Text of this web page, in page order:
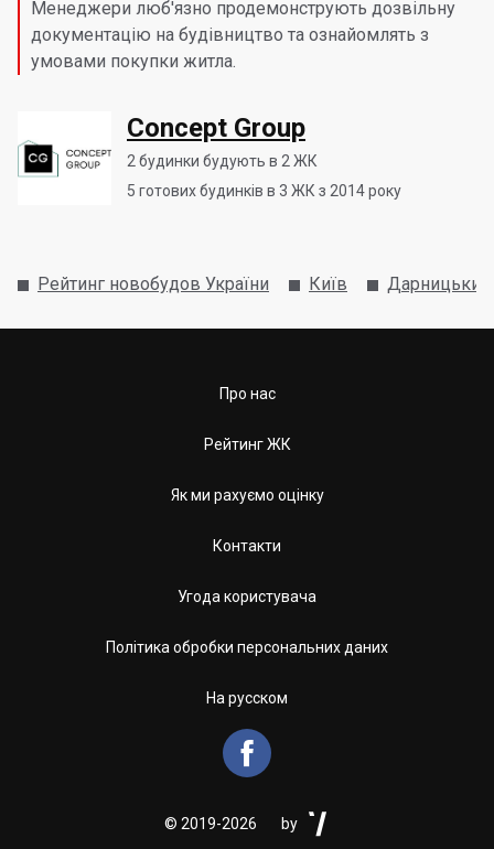
Менеджери люб'язно продемонструють дозвільну
документацію на будівництво та ознайомлять з
умовами покупки житла.
Concept Group
2 будинки будують в 2 ЖК
5 готових будинків в 3 ЖК з 2014 року
Рейтинг новобудов України Київ Дарницький
Про нас
Рейтинг ЖК
Як ми рахуємо оцінку
Контакти
Угода користувача
Політика обробки персональних даних
На русском

© 2019-2026 by 